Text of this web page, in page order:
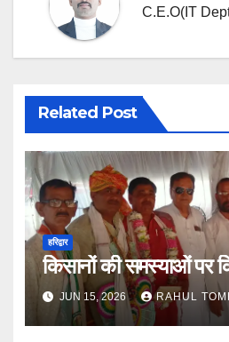
C.E.O(IT
Related Post
हरिद्वार
किसानों की समस्याओं पर
JUN 15, 2026 RAHUL